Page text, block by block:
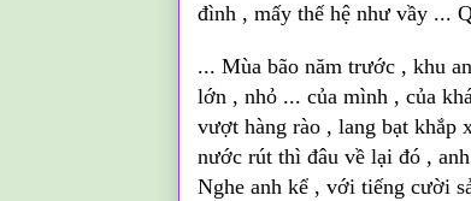
đình , mấy thế hệ như vầy ...
... Mùa bão năm trước , khu
lớn , nhỏ ... củamình , của
vượt hàng rào , lang bạt khắp
nước rút thì đâu về lại đó ,
Nghe anh kể , với tiếng cười